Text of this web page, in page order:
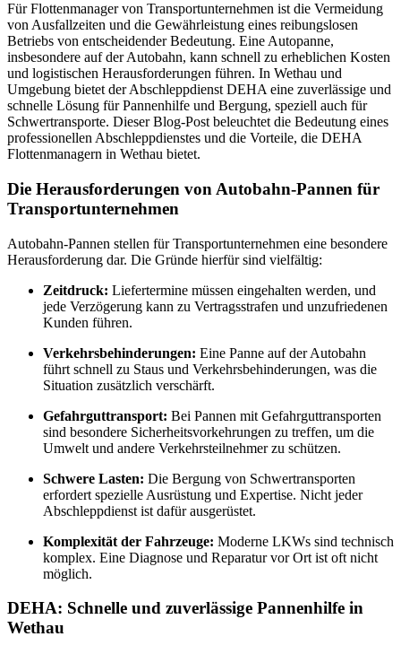
Für Flottenmanager von Transportunternehmen ist die Vermeidung
von Ausfallzeiten und die Gewährleistung eines reibungslosen
Betriebs von entscheidender Bedeutung. Eine Autopanne,
insbesondere auf der Autobahn, kann schnell zu erheblichen Kosten
und logistischen Herausforderungen führen. In Wethau und
Umgebung bietet der Abschleppdienst DEHA eine zuverlässige und
schnelle Lösung für Pannenhilfe und Bergung, speziell auch für
Schwertransporte. Dieser Blog-Post beleuchtet die Bedeutung eines
professionellen Abschleppdienstes und die Vorteile, die DEHA
Flottenmanagern in Wethau bietet.
Die Herausforderungen von Autobahn-Pannen für
Transportunternehmen
Autobahn-Pannen stellen für Transportunternehmen eine besondere
Herausforderung dar. Die Gründe hierfür sind vielfältig:
Zeitdruck: Liefertermine müssen eingehalten werden, und
jede Verzögerung kann zu Vertragsstrafen und unzufriedenen
Kunden führen.
Verkehrsbehinderungen: Eine Panne auf der Autobahn
führt schnell zu Staus und Verkehrsbehinderungen, was die
Situation zusätzlich verschärft.
Gefahrguttransport: Bei Pannen mit Gefahrguttransporten
sind besondere Sicherheitsvorkehrungen zu treffen, um die
Umwelt und andere Verkehrsteilnehmer zu schützen.
Schwere Lasten: Die Bergung von Schwertransporten
erfordert spezielle Ausrüstung und Expertise. Nicht jeder
Abschleppdienst ist dafür ausgerüstet.
Komplexität der Fahrzeuge: Moderne LKWs sind technisch
komplex. Eine Diagnose und Reparatur vor Ort ist oft nicht
möglich.
DEHA: Schnelle und zuverlässige Pannenhilfe in
Wethau